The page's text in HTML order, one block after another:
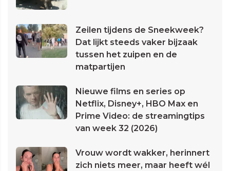
Zeilen tijdens de Sneekweek?
Dat lijkt steeds vaker bijzaak
tussen het zuipen en de
matpartijen
Nieuwe films en series op
Netflix, Disney+, HBO Max en
Prime Video: de streamingtips
van week 32 (2026)
Vrouw wordt wakker, herinnert
zich niets meer, maar heeft wél